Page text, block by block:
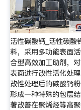
活性碳酸钙_活性碳酸
料，采用多功能表面
合型高效加工助剂，
表面进行改性活化处
改性处理后的碳酸钙
形成一种特殊的包层
著改善在聚烯烃等高